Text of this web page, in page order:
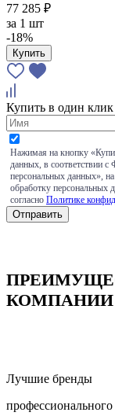
77 285 ₽
за 1 шт
-18%
Купить
Купить в один клик
Нажимая на кнопку
данных, в соответствии
персональных данных»,
обработку персональных
согласно Политике
КОМПАНИИ
Лучшие бренды